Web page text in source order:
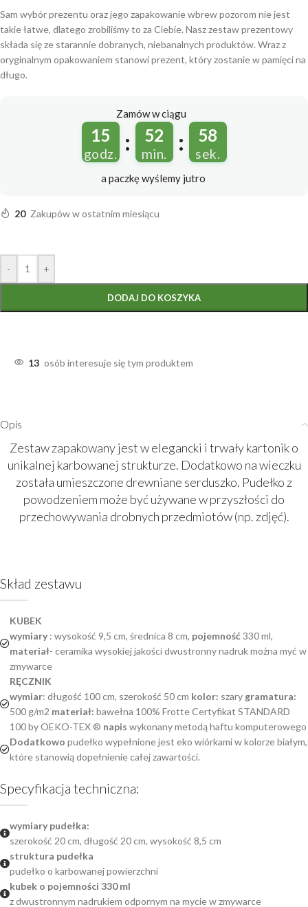
Sam wybór prezentu oraz jego zapakowanie wbrew pozorom nie jest
takie łatwe, dlatego zrobiliśmy to za Ciebie. Nasz zestaw prezentowy
składa się ze starannie dobranych, niebanalnych produktów. Wraz z
oryginalnym opakowaniem stanowi prezent, który zostanie w pamięci na
długo.
Zamów w ciągu
15
godz. : 52
min. : 58
sek.
a paczkę wyślemy jutro
20 Zakupów w ostatnim miesiącu
- +
DODAJ DO KOSZYKA
13 osób interesuje się tym produktem
Opis
Zestaw zapakowany jest w elegancki i trwały kartonik o
unikalnej karbowanej strukturze. Dodatkowo na wieczku
została umieszczone drewniane serduszko. Pudełko z
powodzeniem może być używane w przyszłości do
przechowywania drobnych przedmiotów (np. zdjęć).
Skład zestawu
KUBEK
wymiary : wysokość 9,5 cm, średnica 8 cm, pojemność330 ml,
materiał- ceramika wysokiej jakości dwustronny nadruk można myć w
zmywarce
RĘCZNIK
wymiar: długość 100 cm, szerokość 50 cm kolor: szarygramatura:
500 g/m2 materiał: bawełna 100% Frotte Certyfikat STANDARD
100 by OEKO-TEX ® napis wykonany metodą haftu komputerowego
Dodatkowo pudełko wypełnione jest eko wiórkami w kolorze białym,
które stanowią dopełnienie całej zawartości.
Specyfikacja techniczna:
wymiary pudełka:
szerokość 20 cm, długość 20 cm, wysokość 8,5 cm
struktura pudełka
pudełko o karbowanej powierzchni
kubek o pojemności 330 ml
z dwustronnym nadrukiem odpornym na mycie w zmywarce